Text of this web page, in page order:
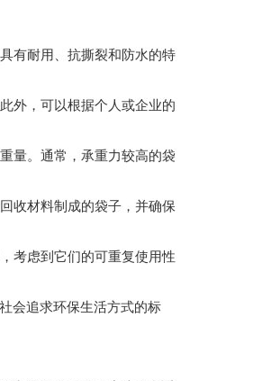
有耐用、抗撕裂和防水的特
外，可以根据个人或企业的
量。通常，承重力较高的袋
收材料制成的袋子，并确保
考虑到它们的可重复使用性
会追求环保生活方式的标